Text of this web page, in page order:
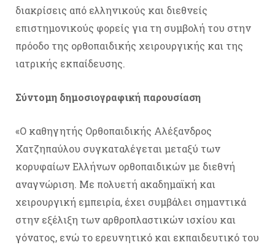
διακρίσεις από ελληνικούς και διεθνείς
επιστημονικούς φορείς για τη συμβολή του στην
πρόοδο της ορθοπαιδικής χειρουργικής και της
ιατρικής εκπαίδευσης.
Σύντομη δημοσιογραφική παρουσίαση
«Ο καθηγητής Ορθοπαιδικής Αλέξανδρος
Χατζηπαύλου συγκαταλέγεται μεταξύ των
κορυφαίων Ελλήνων ορθοπαιδικών με διεθνή
αναγνώριση. Με πολυετή ακαδημαϊκή και
χειρουργική εμπειρία, έχει συμβάλει σημαντικά
στην εξέλιξη των αρθροπλαστικών ισχίου και
γόνατος, ενώ το ερευνητικό και εκπαιδευτικό του